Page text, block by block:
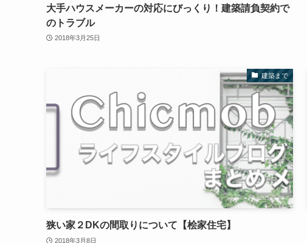
大手ハウスメーカーの対応にびっくり！建築請負契約で
のトラブル
2018年3月25日
建築まで
狭い家２DKの間取りについて【桧家住宅】
2018年3月8日